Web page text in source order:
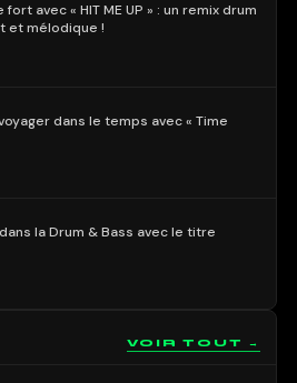
fort avec « HIT ME UP » : un remix drum
et mélodique !
dans le temps avec « Time
la Drum & Bass avec le titre
VOIR TOUT →